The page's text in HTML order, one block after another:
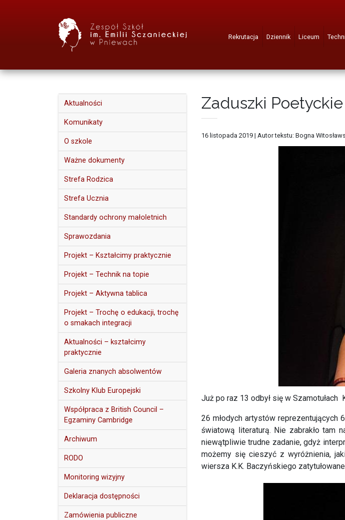
Rekrutacja Dziennik Liceum
Zaduszki
16 listopada 2019 | Autor tekstu: Bogna
Już po raz 13 odbył się w
26 młodych artystów reprezentujących
światową literaturą. Nie zabrakło tam
niewątpliwie trudne zadanie, gdyż
możemy się cieszyć z wyróżnienia,
wiersza K.K. Baczyńskiego
Aktualności
Komunikaty
O szkole
Ważne dokumenty
Strefa Rodzica
Strefa Ucznia
Standardy ochrony małoletnich
Sprawozdania
Projekt – Kształcimy praktycznie
Projekt – Technik na topie
Projekt – Aktywna tablica
Projekt – Trochę o edukacji, trochę
o smakach integracji
Aktualności – kształcimy
praktycznie
Galeria znanych absolwentów
Szkolny Klub Europejski
Współpraca z British Council –
Egzaminy Cambridge
Archiwum
RODO
Monitoring wizyjny
Deklaracja dostępności
Zamówienia publiczne